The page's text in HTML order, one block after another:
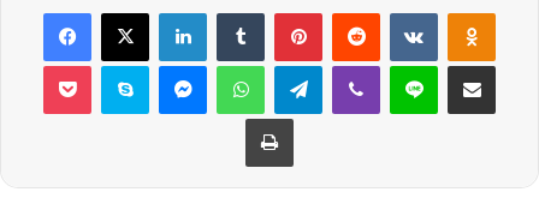
Facebook
X LinkedInTumblr PinterestReddit VKontakte
Pocket Skype MessengerWhatsAppTelegramViber Line E-Posta ile
Yazdır